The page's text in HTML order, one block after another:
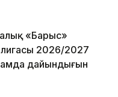
«Барыс»
2026/2027
дайындығын